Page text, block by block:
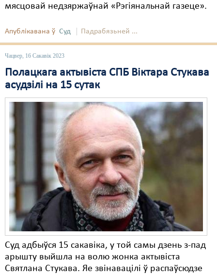
мясцовай недзяржаўнай «Рэгіянальнай газеце».
Апублікавана ў Суд Падрабязьней ...
Чацвер, 16 Сакавік 2023
Полацкага актывіста СПБ Віктара Стукава
асудзілі на 15 сутак
Суд адбыўся 15 сакавіка, у той самы дзень з-пад
арышту выйшла на волю жонка актывіста
Святлана Стукава. Яе звінавацілі ў распаўсюдзе